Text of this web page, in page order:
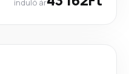
induló ár